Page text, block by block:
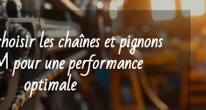
les chaînes et pignons
une performance
optimale